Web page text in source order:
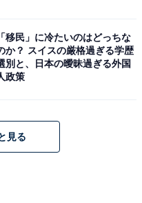
「移民」に冷たいのはどっちな
か？ スイスの厳格過ぎる学歴
別と、日本の曖昧過ぎる外国
政策
見る